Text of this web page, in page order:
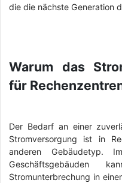
die die nächste Generation
Warum das
für
Der Bedarf an einer
Stromversorgung ist in
anderen Gebäudetyp.
Geschäftsgebäuden
Stromunterbrechung in